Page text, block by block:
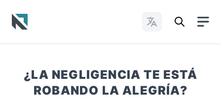
Cambiar idioma
¿LA NEGLIGENCIA TE ESTÁ
ROBANDO LA ALEGRÍA?